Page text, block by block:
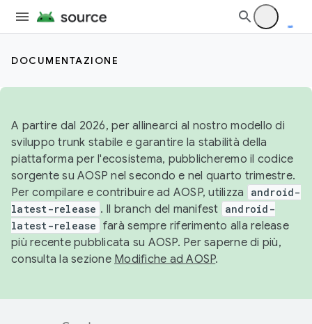
DOCUMENTAZIONE
A partire dal 2026, per allinearci al nostro modello di
sviluppo trunk stabile e garantire la stabilità della
piattaforma per l'ecosistema, pubblicheremo il codice
sorgente su AOSP nel secondo e nel quarto trimestre.
Per compilare e contribuire ad AOSP, utilizza
android-
latest-release . Il branch del manifest android-
latest-release farà sempre riferimento alla release
più recente pubblicata su AOSP. Per saperne di più,
consulta la sezione Modifiche ad AOSP.